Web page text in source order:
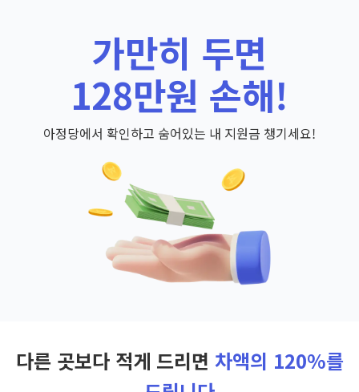
가만히 두면
128만원 손해!
아정당에서 확인하고 숨어있는 내 지원금 챙기세요!
다른 곳보다 적게 드리면 차액의 120%를